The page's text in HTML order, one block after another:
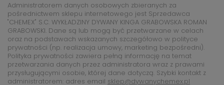
Administratorem danych osobowych zbieranych za
pośrednictwem sklepu internetowego jest Sprzedawca
"CHEMEX" S.C. WYKŁADZINY DYWANY KINGA GRABOWSKA ROMAN
GRABOWSKI. Dane są lub mogą być przetwarzane w celach
oraz na podstawach wskazanych szczegółowo w polityce
prywatności (np. realizacja umowy, marketing bezpośredni).
Polityka prywatności zawiera pełną informację na temat
przetwarzania danych przez administratora wraz z prawami
przysługującymi osobie, której dane dotyczą. Szybki kontakt z
administratorem: adres email sklep@dywanychemex.pl